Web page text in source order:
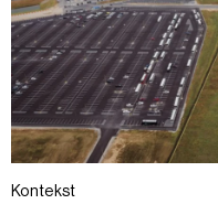
Kontekst